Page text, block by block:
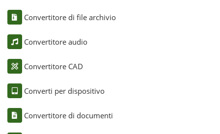
Convertitore di file archivio
Convertitore audio
Convertitore CAD
Converti per dispositivo
Convertitore di documenti